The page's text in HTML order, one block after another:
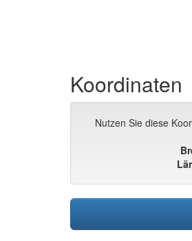
Koordinaten
Nutzen Sie diese